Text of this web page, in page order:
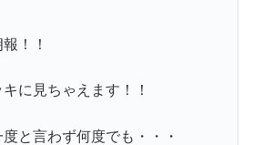
！！
に見ちゃえます！！
と言わず何度でも・・・